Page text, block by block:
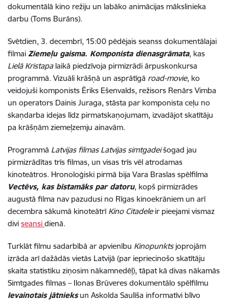
dokumentālā kino režiju un labāko animācijas mākslinieka
darbu (Toms Burāns).
Svētdien, 3. decembrī, 15:00 pēdējais seanss dokumentālajai
filmai Ziemeļu gaisma. Komponista dienasgrāmata, kas
Lielā Kristapa laikā piedzīvoja pirmizrādi ārpuskonkursa
programmā. Vizuāli krāšņā un asprātīgā road-movie, ko
veidojuši komponists Ēriks Ešenvalds, režisors Renārs Vimba
un operators Dainis Juraga, stāsta par komponista ceļu no
skaņdarba idejas līdz pirmatskaņojumam, izvadājot skatītāju
pa krāšņām ziemeļzemju ainavām.
Programmā Latvijas filmas Latvijas simtgadeišogad jau
pirmizrādītas trīs filmas, un visas trīs vēl atrodamas
kinoteātros. Hronoloģiski pirmā bija Vara Braslas spēlfilma
Vectēvs, kas bīstamāks par datoru, kopš pirmizrādes
augustā filma nav pazudusi no Rīgas kinoekrāniem un arī
decembra sākumā kinoteātrī Kino Citadeleir pieejami vismaz
divi seansi dienā.
Turklāt filmu sadarbībā ar apvienību Kinopunktsjoprojām
izrāda arī dažādās vietās Latvijā (par iepriecinošo skatītāju
skaita statistiku ziņosim nākamnedēļ), tāpat kā divas nākamās
Simtgades filmas – Ilonas Brūveres dokumentālo spēlfilmu
Ievainotais jātnieksun Askolda Saulīša informatīvi blīvo